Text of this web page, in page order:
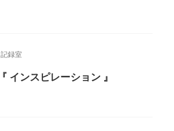
記録室
『 インスピレーション 』